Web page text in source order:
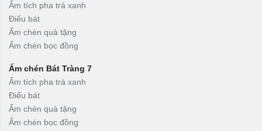
Ấm tích pha trà xanh
Điếu bát
Ấm chén quà tặng
Ấm chén bọc đồng
Ấm chén Bát Tràng 7
Ấm tích pha trà xanh
Điếu bát
Ấm chén quà tặng
Ấm chén bọc đồng